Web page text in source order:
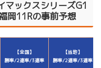
マックスシリーズG1
岡11Rの事前予想
【全国】
勝率/2連率/3連率
【当地】
勝率/2連率/3連率